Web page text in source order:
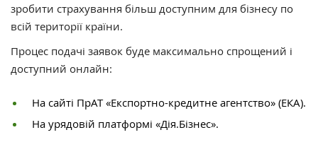
зробити страхування більш доступним для бізнесу по
всій території країни.
Процес подачі заявок буде максимально спрощений і
доступний онлайн:
На сайті ПрАТ «Експортно-кредитне агентство» (ЕКА).
На урядовій платформі «Дія.Бізнес».